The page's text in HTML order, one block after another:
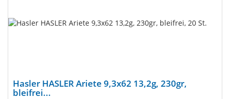
Hasler HASLER Ariete 9,3x62 13,2g, 230gr,
bleifrei...